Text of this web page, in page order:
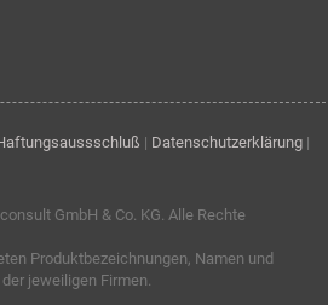
| Datenschutzerklärung |
GmbH & Co. KG. Alle Rechte
Produktbezeichnungen, Namen und
jeweiligen Firmen.